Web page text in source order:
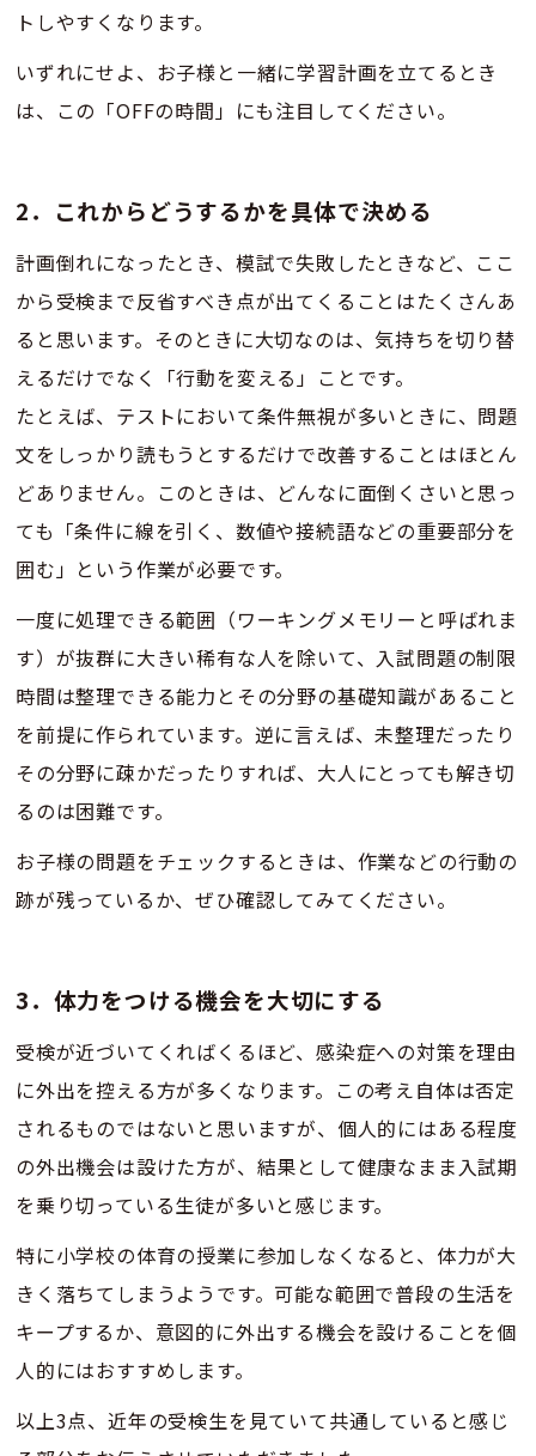
トしやすくなります。
いずれにせよ、お子様と一緒に学習計画を立てるとき
は、この「OFFの時間」にも注目してください。
2．これからどうするかを具体で決める
計画倒れになったとき、模試で失敗したときなど、ここ
から受検まで反省すべき点が出てくることはたくさんあ
ると思います。そのときに大切なのは、気持ちを切り替
えるだけでなく「行動を変える」ことです。
たとえば、テストにおいて条件無視が多いときに、問題
文をしっかり読もうとするだけで改善することはほとん
どありません。このときは、どんなに面倒くさいと思っ
ても「条件に線を引く、数値や接続語などの重要部分を
囲む」という作業が必要です。
一度に処理できる範囲（ワーキングメモリーと呼ばれま
す）が抜群に大きい稀有な人を除いて、入試問題の制限
時間は整理できる能力とその分野の基礎知識があること
を前提に作られています。逆に言えば、未整理だったり
その分野に疎かだったりすれば、大人にとっても解き切
るのは困難です。
お子様の問題をチェックするときは、作業などの行動の
跡が残っているか、ぜひ確認してみてください。
3．体力をつける機会を大切にする
受検が近づいてくればくるほど、感染症への対策を理由
に外出を控える方が多くなります。この考え自体は否定
されるものではないと思いますが、個人的にはある程度
の外出機会は設けた方が、結果として健康なまま入試期
を乗り切っている生徒が多いと感じます。
特に小学校の体育の授業に参加しなくなると、体力が大
きく落ちてしまうようです。可能な範囲で普段の生活を
キープするか、意図的に外出する機会を設けることを個
人的にはおすすめします。
以上3点、近年の受検生を見ていて共通していると感じ